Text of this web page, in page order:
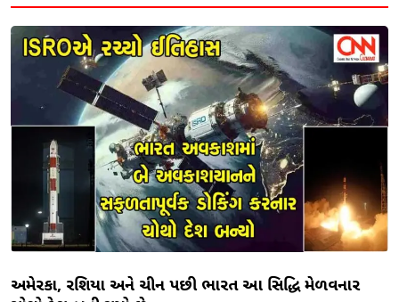
અમેરિકા, રશિયા અને ચીન પછી ભારત આ સિદ્ધિ મેળવનાર